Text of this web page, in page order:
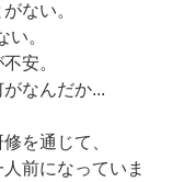
ない。
。
安。
なんだか...
を通じて、
前になっていま